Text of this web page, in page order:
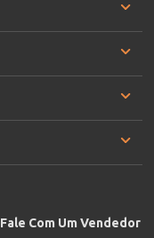
Fale Com Um Vendedor